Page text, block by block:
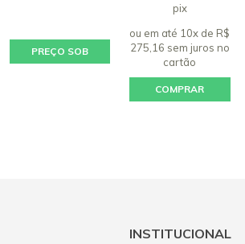
PREÇO SOB
pix
ou em até 10x de R$
275,16 sem juros no
cartão
COMPRAR
INSTITUCIONAL